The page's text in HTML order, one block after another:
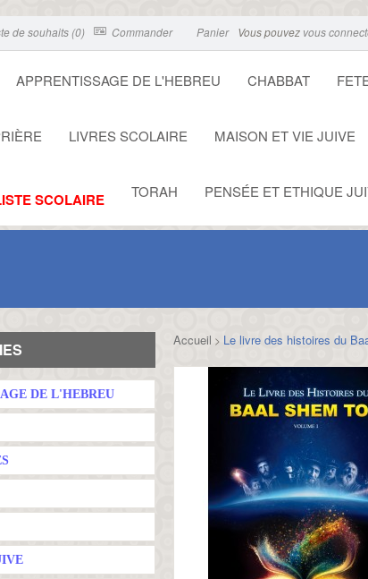
de souhaits (0) Commander Panier Vous pouvez vous
APPRENTISSAGE DE L'HEBREU CHABBAT
LIVRES SCOLAIRE MAISON ET VIE JUIVE
SCOLAIRE TORAH PENSÉE ET ETHIQUE
DE L'HEBREU
Accueil > Le livre des histoires du